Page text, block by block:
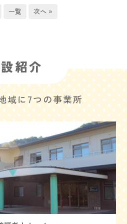
一覧 次へ »
紹介
域に7つの事業所